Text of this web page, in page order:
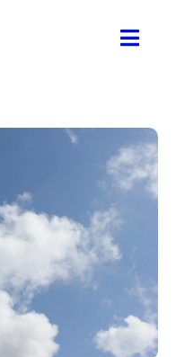
Toggle